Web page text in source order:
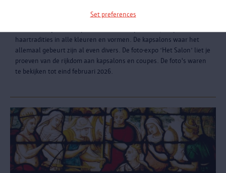
Set preferences
haartradities in alle kleuren en vormen. De kapsalons waar het
allemaal gebeurt zijn al even divers. De foto-expo ‘Het Salon’ liet je
proeven van de rijkdom aan kapsalons en coupes. De foto's waren
te bekijken tot eind februari 2026.